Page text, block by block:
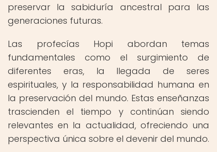
preservar la sabiduría ancestral para las
generaciones futuras.
Las profecías Hopi abordan temas
fundamentales como el surgimiento de
diferentes eras, la llegada de seres
espirituales, y la responsabilidad humana en
la preservación del mundo. Estas enseñanzas
trascienden el tiempo y continúan siendo
relevantes en la actualidad, ofreciendo una
perspectiva única sobre el devenir del mundo.